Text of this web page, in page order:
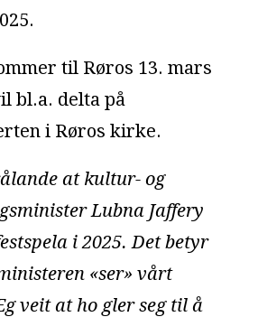
til Røros 13. mars
bl.a. delta på
i Røros kirke.
at kultur- og
Lubna Jaffery
i 2025. Det betyr
«ser» vårt
veit at ho gler seg til å